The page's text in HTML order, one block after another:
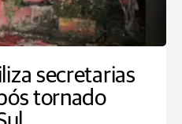
secretarias
tornado